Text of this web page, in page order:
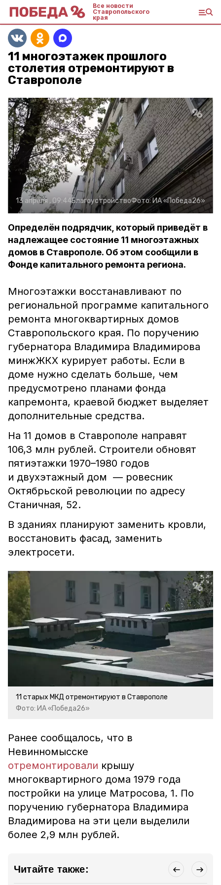
Все новости
Ставропольского
края
11 многоэтажек прошлого
столетия отремонтируют в
Ставрополе
13 апреля , 09:44БлагоустройствоФото: ИА «Победа26»
Определён подрядчик, который приведёт в
надлежащее состояние 11 многоэтажных
домов в Ставрополе. Об этом сообщили в
Фонде капитального ремонта региона.
Многоэтажки восстанавливают по
региональной программе капитального
ремонта многоквартирных домов
Ставропольского края. По поручению
губернатора Владимира Владимирова
минжЖКХ курирует работы. Если в
доме нужно сделать больше, чем
предусмотрено планами фонда
капремонта, краевой бюджет выделяет
дополнительные средства.
На 11 домов в Ставрополе направят
106,3 млн рублей. Строители обновят
пятиэтажки 1970–1980 годов
и двухэтажный дом — ровесник
Октябрьской революции по адресу
Станичная, 52.
В зданиях планируют заменить кровли,
восстановить фасад, заменить
электросети.
11 старых МКД отремонтируют в Ставрополе
Фото: ИА «Победа26»
Ранее сообщалось, что в
Невинномысске
отремонтировали крышу
многоквартирного дома 1979 года
постройки на улице Матросова, 1. По
поручению губернатора Владимира
Владимирова на эти цели выделили
более 2,9 млн рублей.
Читайте также: